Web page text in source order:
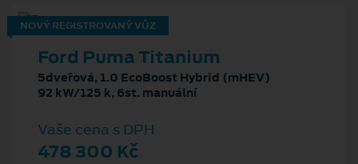
NOVÝ REGISTROVANÝ VŮZ
Ford Puma Titanium
5dveřová, 1.0 EcoBoost Hybrid (mHEV)
92 kW/125 k, 6st. manuální
Vaše cena s DPH
478 300 Kč